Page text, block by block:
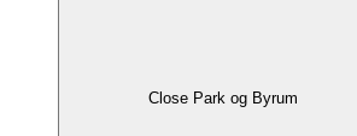
Close Park og Byrum